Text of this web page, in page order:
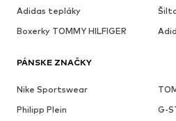
Adidas tepláky
Boxerky TOMMY HILFIGER
PÁNSKE ZNAČKY
Nike Sportswear
Philipp Plein
G-